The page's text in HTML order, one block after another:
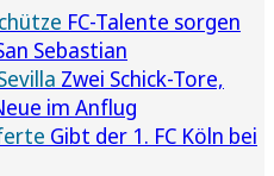
FC-Talente sorgen
Sebastian
Zwei Schick-Tore,
im Anflug
Gibt der 1. FC Köln bei